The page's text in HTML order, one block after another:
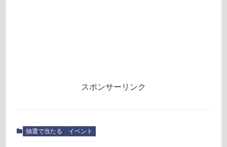
スポンサーリンク
抽選で当たる イベント